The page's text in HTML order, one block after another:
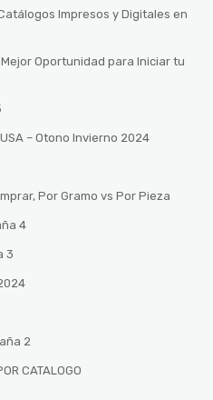
Impresos y Digitales en
Oportunidad para Iniciar tu
– Otono Invierno 2024
Por Gramo vs Por Pieza
4
3
2
CATALOGO